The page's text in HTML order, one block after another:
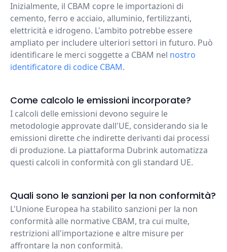
Inizialmente, il CBAM copre le importazioni di
cemento, ferro e acciaio, alluminio, fertilizzanti,
elettricità e idrogeno. L'ambito potrebbe essere
ampliato per includere ulteriori settori in futuro. Può
identificare le merci soggette a CBAM nel nostro
identificatore di codice CBAM.
Come calcolo le emissioni incorporate?
I calcoli delle emissioni devono seguire le
metodologie approvate dall'UE, considerando sia le
emissioni dirette che indirette derivanti dai processi
di produzione. La piattaforma Dubrink automatizza
questi calcoli in conformità con gli standard UE.
Quali sono le sanzioni per la non conformità?
L'Unione Europea ha stabilito sanzioni per la non
conformità alle normative CBAM, tra cui multe,
restrizioni all'importazione e altre misure per
affrontare la non conformità.